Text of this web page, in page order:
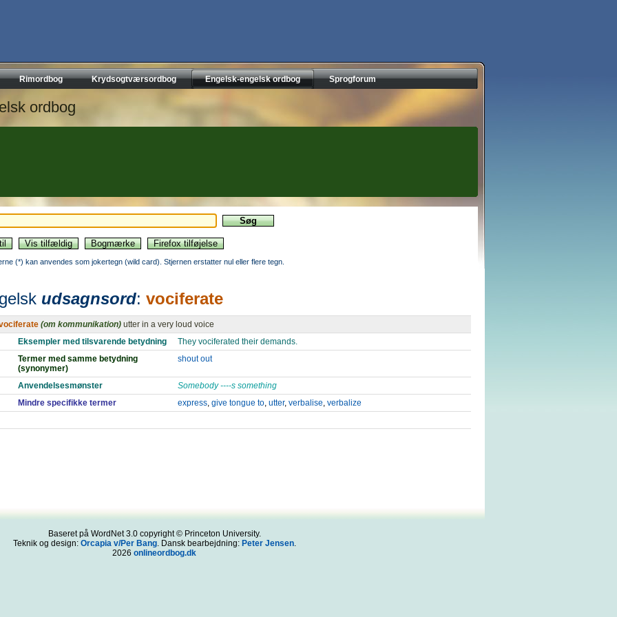
Rimordbog Krydsogtværsordbog Engelsk-engelsk ordbog Sprogforum
ordbog
(*) kan anvendes som jokertegn (wild card). Stjernen erstatter nul eller flere tegn.
udsagnsord: vociferate
(om kommunikation) utter in a very loud voice
Eksempler med tilsvarende betydning
They vociferated their demands.
Termer med samme betydning
(synonymer)
shout out
Anvendelsesmønster
Somebody ----s something
Mindre specifikke termer
express, give tongue to, utter, verbalise, verbalize
Baseret på WordNet 3.0 copyright © Princeton University.
Teknik og design: Orcapia v/Per Bang. Dansk bearbejdning: Peter Jensen.
2026 onlineordbog.dk